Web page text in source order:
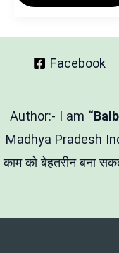
मासिक
–
Calculator
Tool
Facebook
Author:- I am
Madhya Pradesh
काम को बेहतरीन बना